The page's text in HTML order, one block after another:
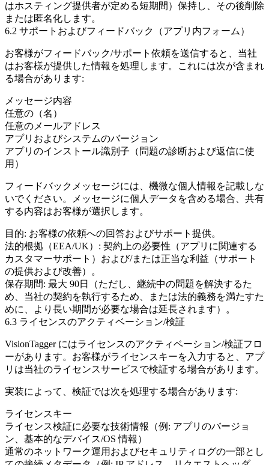
はホスティング提供者が定める短期間）保持し、その後削除
または匿名化します。
6.2 サポートおよびフィードバック（アプリ内フォーム）
お客様がフィードバック/サポート依頼を送信すると、当社
はお客様が提供した情報を処理します。これには次が含まれ
る場合があります:
メッセージ内容
任意の（名）
任意のメールアドレス
アプリおよびシステムのバージョン
アプリのインストール識別子（問題の診断および返信に使
用）
フィードバックメッセージには、機微な個人情報を記載しな
いでください。メッセージに個人データを含める場合、共有
する内容はお客様が選択します。
目的: お客様の依頼への回答およびサポート提供。
法的根拠（EEA/UK）: 契約上の必要性（アプリに関連する
カスタマーサポート）および/または正当な利益（サポート
の提供および改善）。
保存期間: 最大 90日
（ただし、継続中の問題を解決するた
め、当社の契約を執行するため、または法的義務を満たすた
めに、より長い期間が必要な場合は延長されます）。
6.3 ライセンスのアクティベーション/検証
VisionTagger にはライセンスのアクティベーション/検証フロ
ーがあります。お客様がライセンスキーを入力すると、アプ
リは当社のライセンスサービスで検証する場合があります。
実装によって、検証では次を処理する場合があります:
ライセンスキー
ライセンス検証に必要な技術情報（例: アプリのバージョ
ン、基本的なデバイス/OS 情報）
通常のネットワーク運用およびセキュリティログの一部とし